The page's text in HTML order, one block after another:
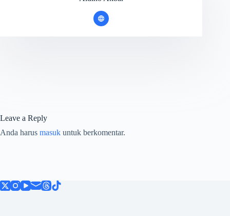
Leave a Reply
Anda harus masuk untuk berkomentar.